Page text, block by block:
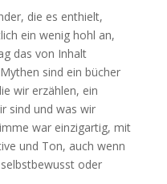
die es enthielt,
ein wenig hohl an,
das von Inhalt
sind ein bücher
wir erzählen, ein
sind und was wir
war einzigartig, mit
und Ton, auch wenn
oder